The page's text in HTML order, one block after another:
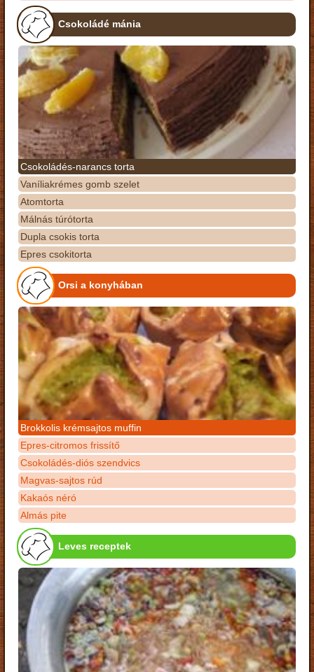
Csokoládé mánia
Csokoládés-narancs torta
Vaníliakrémes gomb szelet
Atomtorta
Málnás túrótorta
Dupla csokis torta
Epres csokitorta
Orsi a konyhában
Brokkolis krémsajtos muffin
Epres-citromos frissítő
Csokoládés-diós szendvics
Magvas-sajtos rúd
Kakaós néró
Almás pite
Leves receptek